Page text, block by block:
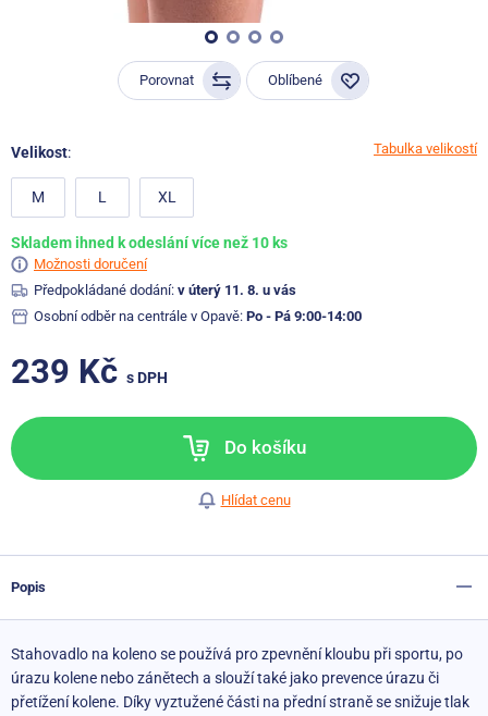
Tabulka velikostí
Velikost:
M L XL
Skladem ihned k odeslání více než 10 ks
Možnosti doručení
Předpokládané dodání: v úterý 11. 8. u vás
Osobní odběr na centrále v Opavě: Po - Pá 9:00-14:00
239 Kč s DPH
Do košíku
Hlídat cenu
Porovnat Oblíbené
Popis
Stahovadlo na koleno se používá pro zpevnění kloubu při sportu, po
úrazu kolene nebo zánětech a slouží také jako prevence úrazu či
přetížení kolene. Díky vyztužené části na přední straně se snižuje tlak